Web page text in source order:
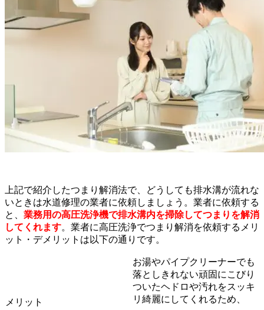
上記で紹介したつまり解消法で、どうしても排水溝が流れな
いときは水道修理の業者に依頼しましょう。業者に依頼する
と、 業務用の高圧洗浄機で排水溝内を掃除してつまりを解消
してくれます。業者に高圧洗浄でつまり解消を依頼するメリ
ット・デメリットは以下の通りです。
メリット
お湯やパイプクリーナーでも
落としきれない頑固にこびり
ついたヘドロや汚れをスッキ
リ綺麗にしてくれるため、